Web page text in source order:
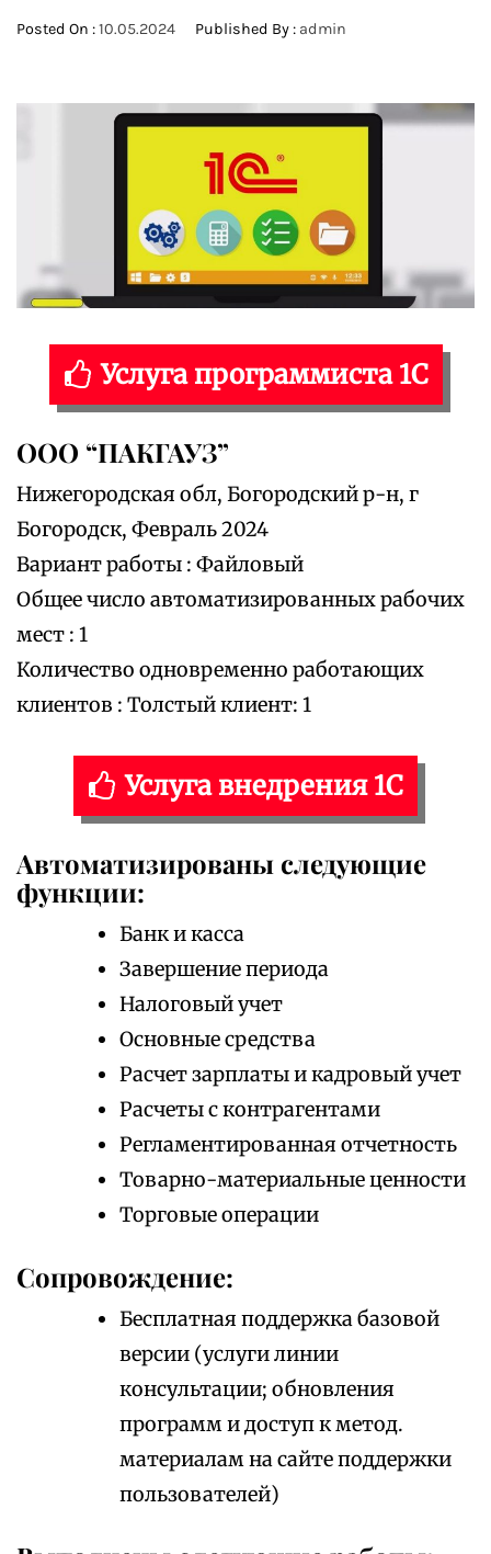
Posted On :10.05.2024 Published By : admin
Услуга программиста 1С
ООО “ПАКГАУЗ”
Нижегородская обл, Богородский р-н, г
Богородск, Февраль 2024
Вариант работы : Файловый
Общее число автоматизированных рабочих
мест : 1
Количество одновременно работающих
клиентов : Толстый клиент: 1
Услуга внедрения 1С
Автоматизированы следующие
функции:
Банк и касса
Завершение периода
Налоговый учет
Основные средства
Расчет зарплаты и кадровый учет
Расчеты с контрагентами
Регламентированная отчетность
Товарно-материальные ценности
Торговые операции
Сопровождение:
Бесплатная поддержка базовой
версии (услуги линии
консультации; обновления
программ и доступ к метод.
материалам на сайте поддержки
пользователей)